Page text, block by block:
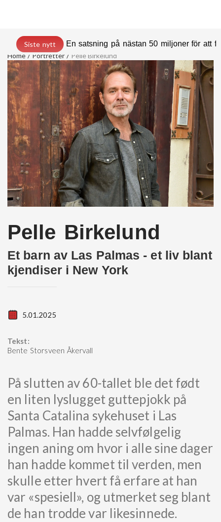
Siste nytt
En satsning på nästan 50 miljoner för att
Home
Portretter Pelle Birkelund
Pelle Birkelund
Et barn av Las Palmas - et liv blant
kjendiser i New York
5.01.2025
Tekst:
Bente Storsveen Åkervall
På slutten av 60-tallet ble det født
en liten lyslugget guttepjokk på
Santa Catalina sykehuset i Las
Palmas. Han hadde selvfølgelig
ingen aning om hvor i alle sine dager
han hadde kommet til verden, men
skulle etter hvert få erfare at han
var «spesiell», og utmerket seg blant
de han trodde var likesinnede.